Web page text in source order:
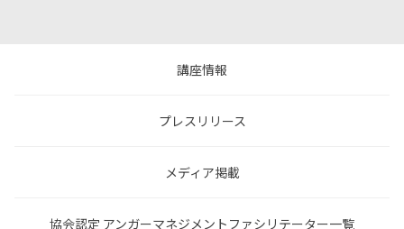
講座情報
プレスリリース
メディア掲載
協会認定 アンガーマネジメントファシリテーター一覧